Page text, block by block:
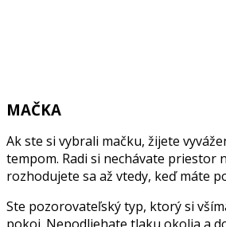
MAČKA
Ak ste si vybrali mačku, žijete
tempom. Radi si nechávate priestor
rozhodujete sa až vtedy, keď máte
Ste pozorovateľský typ, ktorý si
pokoj. Nepodliehate tlaku okolia a